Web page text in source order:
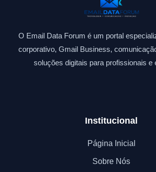
O Email Data Forum é um portal
corporativo, Gmail Business,
soluções digitais para profissionais e
Institucional
Página Inicial
Sobre Nós